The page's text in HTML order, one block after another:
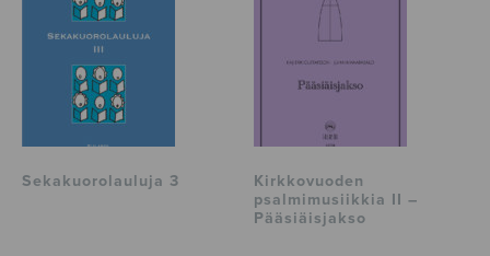
Sekakuorolauluja 3
Kirkkovuoden
psalmimusiikkia II –
Pääsiäisjakso